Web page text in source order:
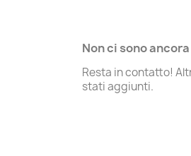
Non ci sono
Resta in contatto!
stati aggiunti.